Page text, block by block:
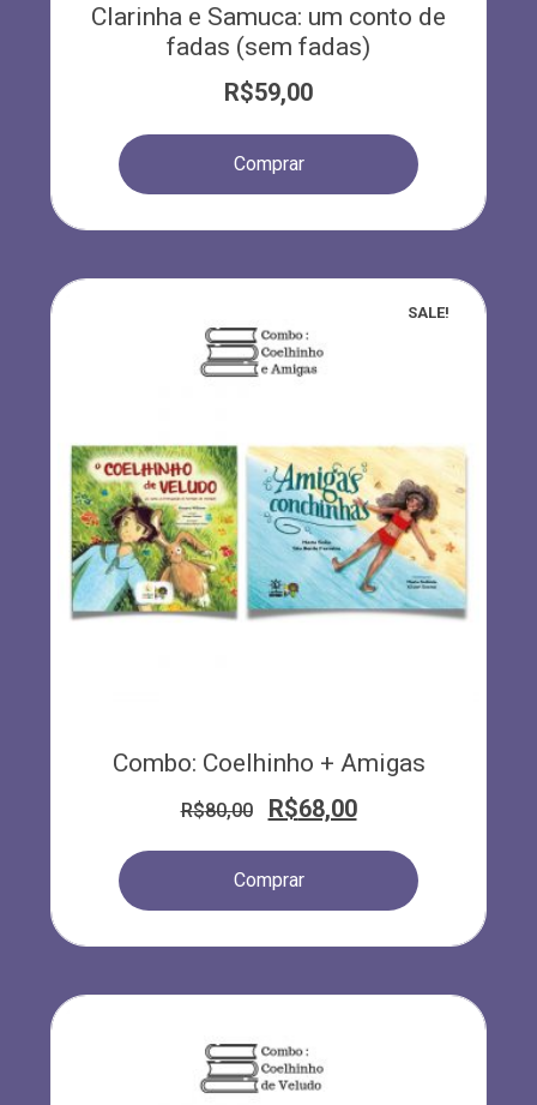
Clarinha e Samuca: um conto de
fadas (sem fadas)
R$59,00
Comprar
SALE!
Combo: Coelhinho + Amigas
R$80,00 R$68,00
Comprar